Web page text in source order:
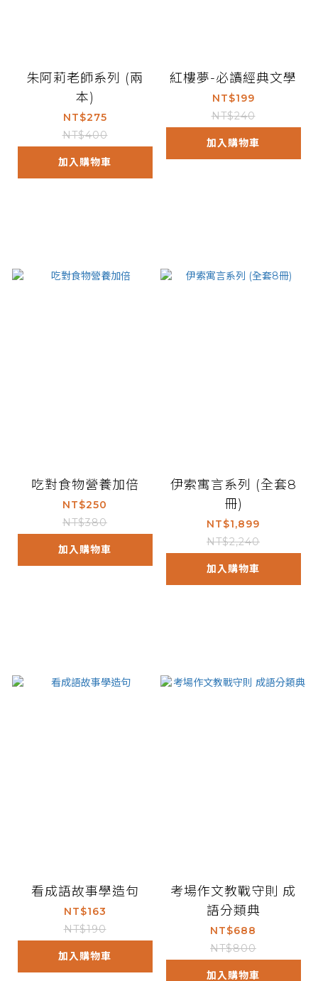
朱阿莉老師系列 (兩
本)
NT$275
NT$400
加入購物車
紅樓夢-必讀經典文學
NT$199
NT$240
加入購物車
吃對食物營養加倍
NT$250
NT$380
加入購物車
伊索寓言系列 (全套8
冊)
NT$1,899
NT$2,240
加入購物車
看成語故事學造句
NT$163
NT$190
加入購物車
考場作文教戰守則 成
語分類典
NT$688
NT$800
加入購物車